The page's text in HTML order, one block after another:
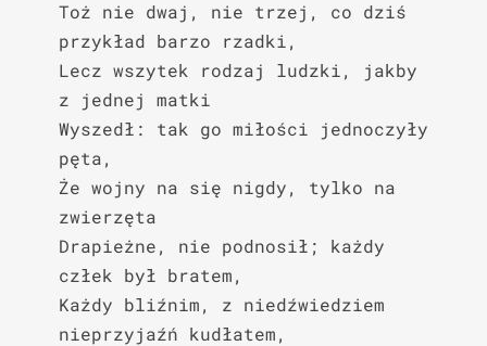
Toż nie dwaj, nie trzej, co dziś
przykład barzo rzadki,
Lecz wszytek rodzaj ludzki, jakby
z jednej matki
Wyszedł: tak go miłości jednoczyły
pęta,
Że wojny na się nigdy, tylko na
zwierzęta
Drapieżne, nie podnosił; każdy
człek był bratem,
Każdy bliźnim, z niedźwiedziem
nieprzyjaźń kudłatem,